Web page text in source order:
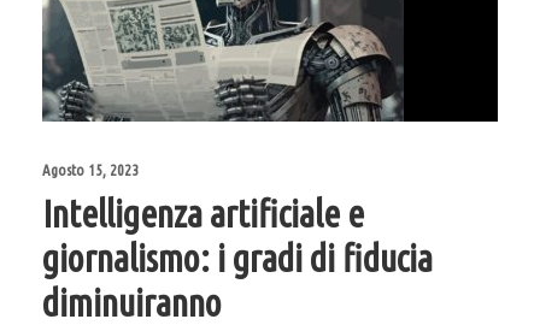
Agosto 15, 2023
Intelligenza artificiale e
giornalismo: i gradi di fiducia
diminuiranno